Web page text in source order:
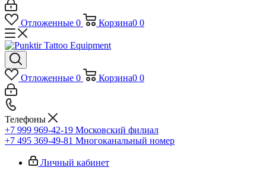
Отложенные 0 Корзина0 0
Отложенные 0 Корзина0 0
Телефоны
+7 999 969-42-19 Московский филиал
+7 495 369-49-81 Многоканальный номер
Личный кабинет